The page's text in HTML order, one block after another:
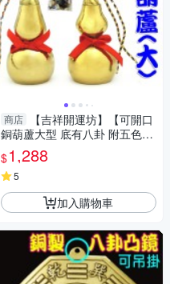
商店
【吉祥開運坊】【可開口
銅葫蘆大型 底有八卦 附五色線
化煞 收晦氣 房中房】開光 擇日
$1,288
5
加入購物車